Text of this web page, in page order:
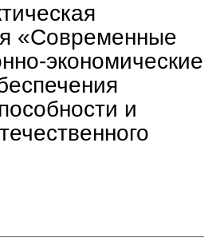
«Современные
экономические
и